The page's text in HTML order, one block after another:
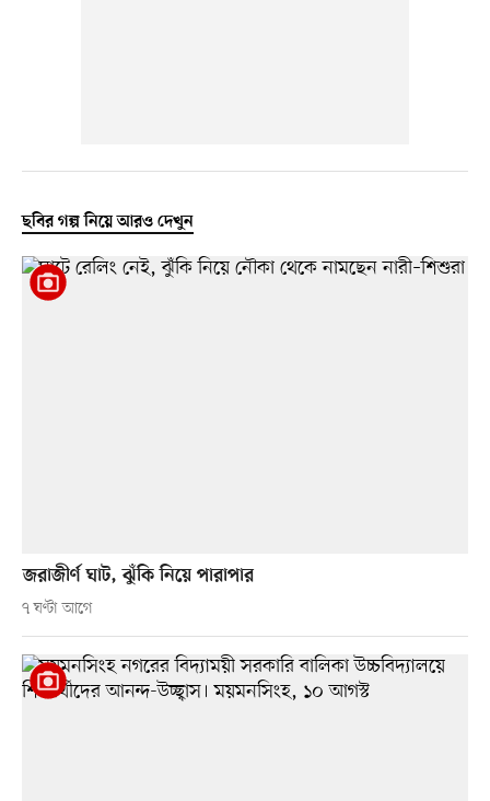
ছবির গল্প নিয়ে আরও দেখুন
জরাজীর্ণ ঘাট, ঝুঁকি নিয়ে পারাপার
৭ ঘণ্টা আগে